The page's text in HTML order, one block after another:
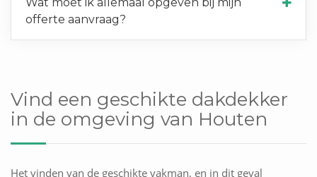
offerte aanvraag?
Vind een geschikte dakdekker
in de omgeving van Houten
Het vinden van de geschikte vakman, en in dit geval